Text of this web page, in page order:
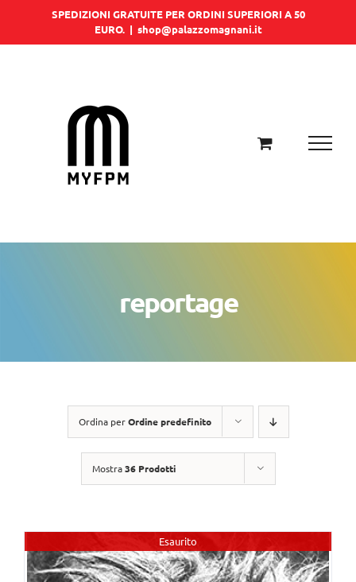
SPEDIZIONI GRATUITE PER ORDINI SUPERIORI A 50
EURO. | shop@palazzomagnani.it
reportage
Ordina perOrdine predefinito
Mostra36 Prodotti
Esaurito